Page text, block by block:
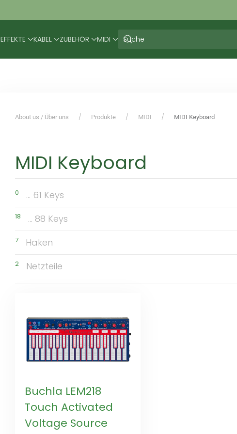
EFFEKTE KABEL ZUBEHÖR MIDI
About us / Über uns Produkte MIDI MIDI Keyboard
MIDI Keyboard
0 ... 61 Keys
18 ... 88 Keys
7 Haken
2 Netzteile
Buchla LEM218
Touch Activated
Voltage Source